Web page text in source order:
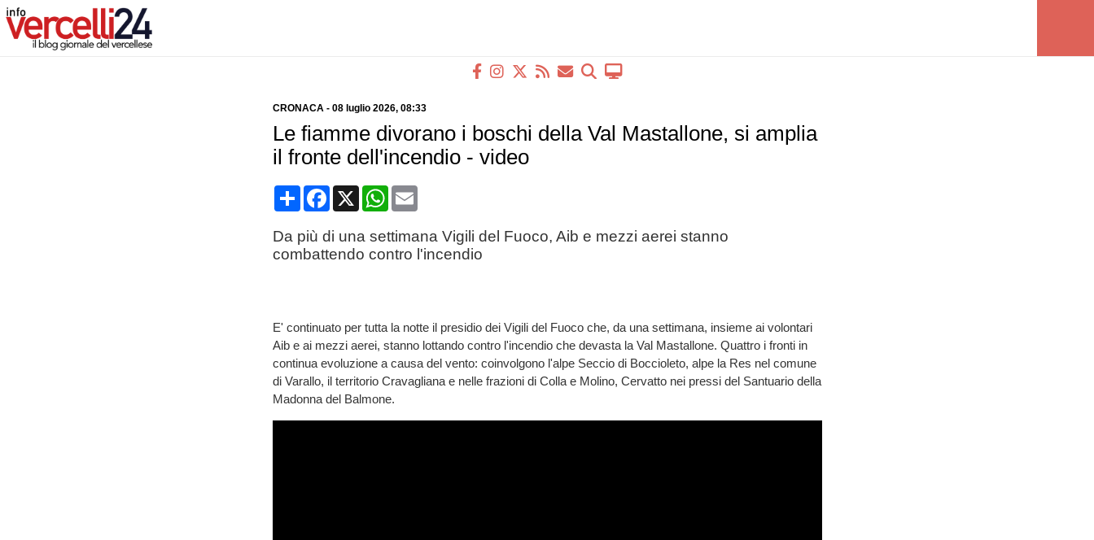
CRONACA- 08 luglio 2026, 08:33
Le fiamme divorano i boschi della Val Mastallone, si amplia
il fronte dell'incendio - video
CondividiFacebook
X WhatsApp
Email
Da più di una settimana Vigili del Fuoco, Aib e mezzi aerei stanno
combattendo contro l'incendio
E' continuato per tutta la notte il presidio dei Vigili del Fuoco che, da una settimana, insieme ai volontari
Aib e ai mezzi aerei, stanno lottando contro l'incendio che devasta la Val Mastallone. Quattro i fronti in
continua evoluzione a causa del vento: coinvolgono l'alpe Seccio di Boccioleto, alpe la Res nel comune
di Varallo, il territorio Cravagliana e nelle frazioni di Colla e Molino, Cervatto nei pressi del Santuario della
Madonna del Balmone.